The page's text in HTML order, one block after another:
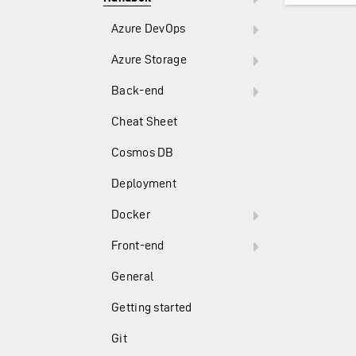
Azure DevOps
Azure Storage
Back-end
Cheat Sheet
Cosmos DB
Deployment
Docker
Front-end
General
Getting started
Git